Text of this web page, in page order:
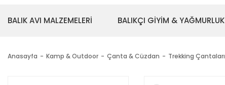
BALIK AVI MALZEMELERİ BALIKÇI GİYİM & YAĞMURLUK
Anasayfa Kamp & Outdoor Çanta & Cüzdan Trekking Çantaları